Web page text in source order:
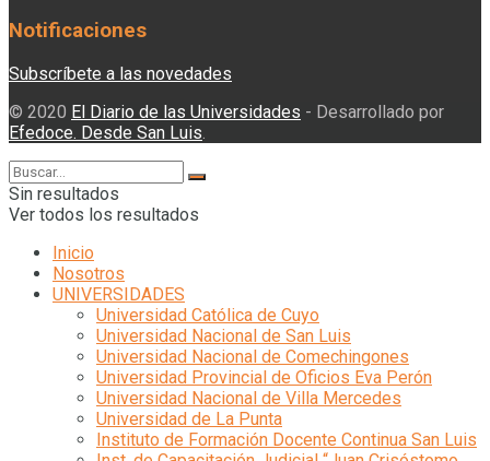
Notificaciones
Subscríbete a las novedades
© 2020 El Diario de las Universidades - Desarrollado por
Efedoce. Desde San Luis.
Sin resultados
Ver todos los resultados
Inicio
Nosotros
UNIVERSIDADES
Universidad Católica de Cuyo
Universidad Nacional de San Luis
Universidad Nacional de Comechingones
Universidad Provincial de Oficios Eva Perón
Universidad Nacional de Villa Mercedes
Universidad de La Punta
Instituto de Formación Docente Continua San Luis